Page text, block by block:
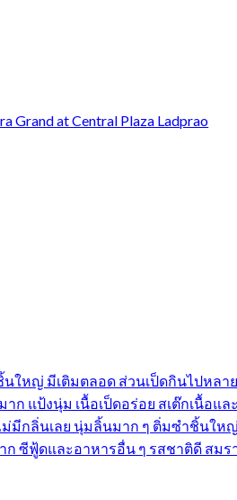
Grand at Central Plaza Ladprao
ใหญ่ มีเติมตลอด ส่วนเป็ดกินไปหลาย
ก แป้งนุ่ม เนื้อเป็ดอร่อย สเต๊กเนื้อแล
มีกลิ่นเลย นุ่มลิ้นมาก ๆ ติ่มซำชิ้นให
ก ซีฟู้ดและอาหารอื่น ๆ รสชาติดี สมร